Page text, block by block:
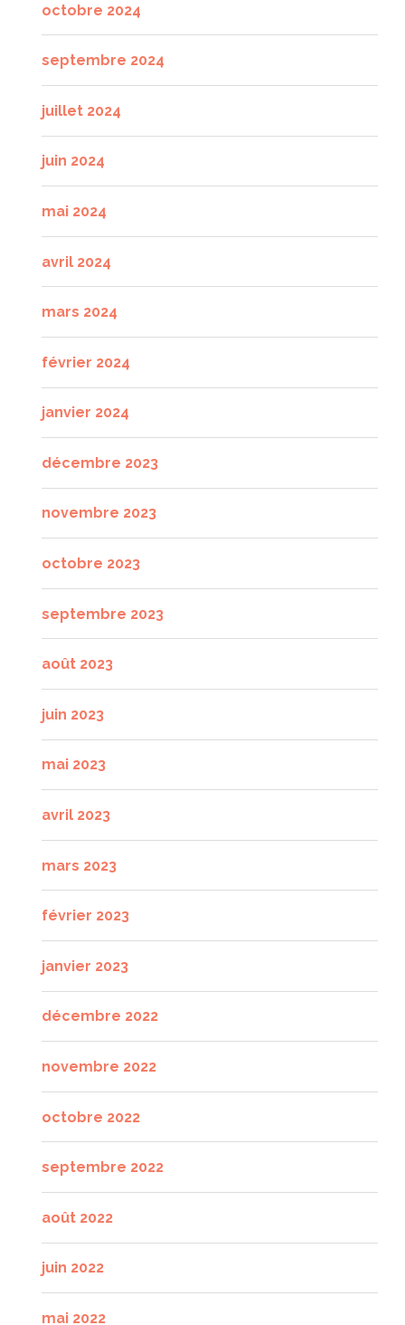
octobre 2024
septembre 2024
juillet 2024
juin 2024
mai 2024
avril 2024
mars 2024
février 2024
janvier 2024
décembre 2023
novembre 2023
octobre 2023
septembre 2023
août 2023
juin 2023
mai 2023
avril 2023
mars 2023
février 2023
janvier 2023
décembre 2022
novembre 2022
octobre 2022
septembre 2022
août 2022
juin 2022
mai 2022